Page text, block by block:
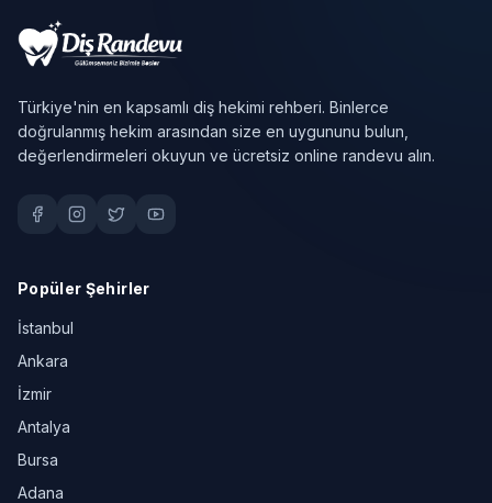
Türkiye'nin en kapsamlı diş hekimi rehberi. Binlerce
doğrulanmış hekim arasından size en uygununu bulun,
değerlendirmeleri okuyun ve ücretsiz online randevu alın.
Popüler Şehirler
İstanbul
Ankara
İzmir
Antalya
Bursa
Adana